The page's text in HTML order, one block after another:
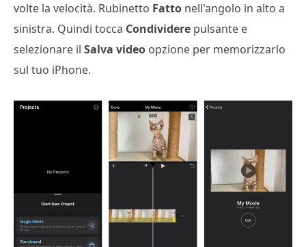
volte la velocità. Rubinetto Fatto nell'angolo in alto a
sinistra. Quindi tocca Condividere pulsante e
selezionare il Salva video opzione per memorizzarlo
sul tuo iPhone.